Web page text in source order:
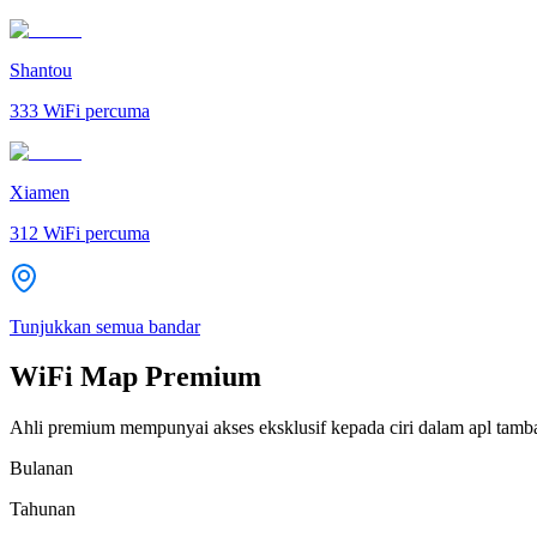
Shantou
333 WiFi percuma
Xiamen
312 WiFi percuma
Tunjukkan semua bandar
WiFi Map Premium
Ahli premium mempunyai akses eksklusif kepada ciri dalam apl
Bulanan
Tahunan